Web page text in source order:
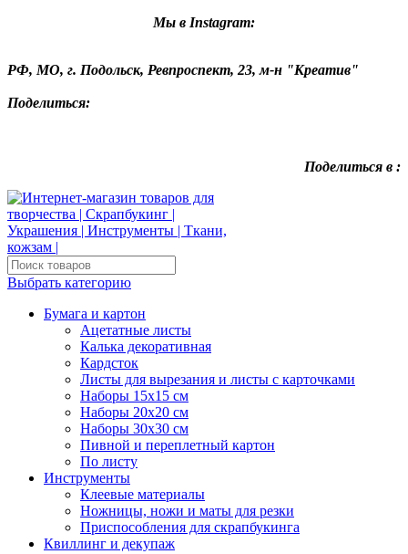
Мы в Instagram:
РФ, МО, г. Подольск, Ревпроспект, 23, м-н "Креатив"
Поделиться:
Поделиться в :
Выбрать категорию
Бумага и картон
Ацетатные листы
Калька декоративная
Кардсток
Листы для вырезания и листы с карточками
Наборы 15х15 см
Наборы 20х20 см
Наборы 30х30 см
Пивной и переплетный картон
По листу
Инструменты
Клеевые материалы
Ножницы, ножи и маты для резки
Приспособления для скрапбукинга
Квиллинг и декупаж